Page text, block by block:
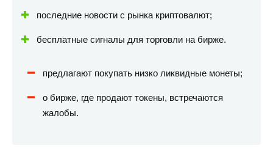
последние новости с рынка криптовалют;
бесплатные сигналы для торговли на бирже.
предлагают покупать низко ликвидные монеты;
о бирже, где продают токены, встречаются
жалобы.